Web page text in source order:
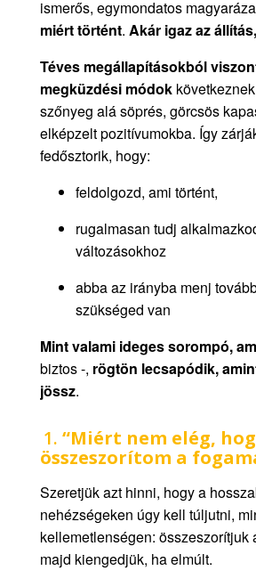
ismerős, egymondatos
miért történt. Akár igaz az
Téves megállapításokból
megküzdési módok
szőnyeg alá söprés, görcsös
elképzelt pozitívumokba. Így
fedősztorik, hogy:
feldolgozd, ami történt,
rugalmasan tudj
változásokhoz
abba az irányba menj
szükséged van
Mint valami ideges sorompó,
biztos -, rögtön lecsapódik,
jössz.
1. “Miért nem elég,
összeszorítom a
Szeretjük azt hinni, hogy a
nehézségeken úgy kell túljutni,
kellemetlenségen: összeszorítjuk
majd kiengedjük, ha elmúlt.